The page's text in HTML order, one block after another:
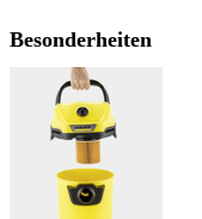
Besonderheiten